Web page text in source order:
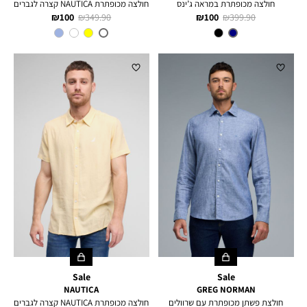
חולצה מכופתרת במראה ג’ינס
מחיר
מוצר
100 ₪
מחיר
399.90 ₪
צבע
NAVY
חולצה מכופתרת NAUTICA קצרה לגברים
מחיר
מוצר
100 ₪
מחיר
רגיל
349.90 ₪
צבע
PEPPERMINT
Sale
GREG NORMAN
חולצת פשתן מכופתרת עם שרוולים
Sale
NAUTICA
חולצה מכופתרת NAUTICA קצרה לגברים